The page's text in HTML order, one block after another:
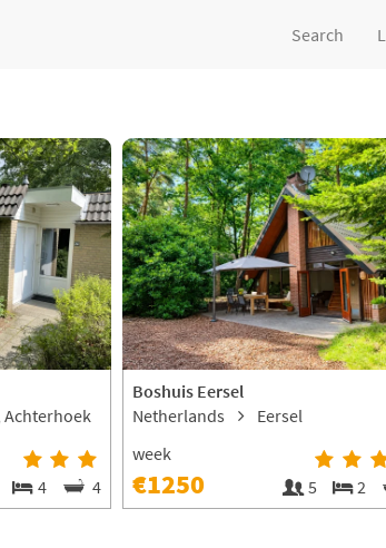
Search
Achterhoek
4 4
Boshuis Eersel
Netherlands
Eersel
week
€1250 5 2